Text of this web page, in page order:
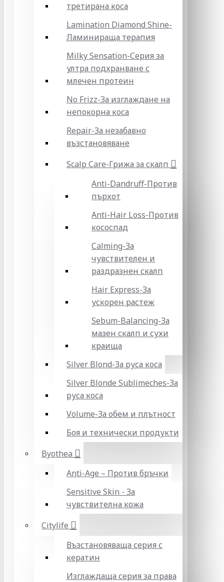
третирана коса
Lamination Diamond Shine-
Ламинираща терапия
Milky Sensation-Серия за
ултра подхранване с
млечен протеин
No Frizz-За изглаждане на
непокорна коса
Repair-За незабавно
възстановяване
Scalp Care-Грижа за скалп
Anti-Dandruff-Против
пърхот
Anti-Hair Loss-Против
кососпад
Calming-За
чувствителен и
раздразнен скалп
Hair Express-За
ускорен растеж
Sebum-Balancing-За
мазен скалп и сухи
краища
Silver Blond-За руса коса
Silver Blonde Sublіmeches-За
руса коса
Volume-За обем и плътност
Боя и технически продукти
Byothea
Anti-Age – Против бръчки
Sensitive Skin - За
чувствителна кожа
Citylife
Възстановяваща серия с
кератин
Изглаждаща серия за права